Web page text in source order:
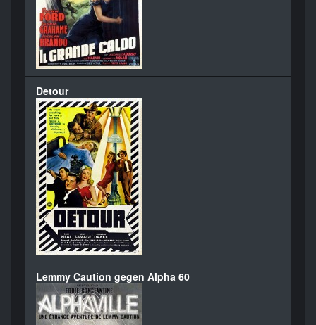
Detour
Lemmy Caution gegen Alpha 60